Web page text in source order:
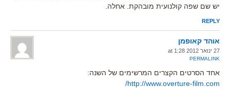
יש שם שפה קולנועית מובהקת. אחלה.
REPLY
אוהד קאופמן
27 ינואר 2012 at 1:28
PERMALINK
אחד הסרטים הקצרים המרשימים של השנה:
http://www.overture-film.com/